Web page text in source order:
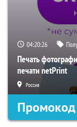
04:20:25
Печать
печати netPrint
Россия
Промокод